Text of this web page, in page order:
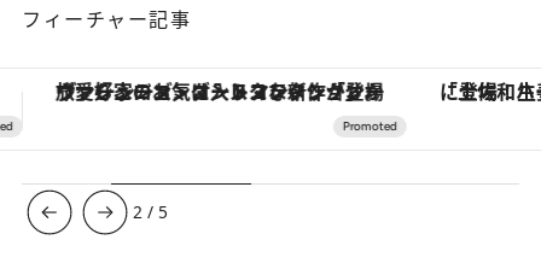
フィーチャー記事
「土佐和ハーブかき氷」がOMO7高知に登場！生姜、山椒、大葉など目にも舌にも涼を呼ぶ郷土の味 【夏限定ディナーコース】旬を
3 / 5